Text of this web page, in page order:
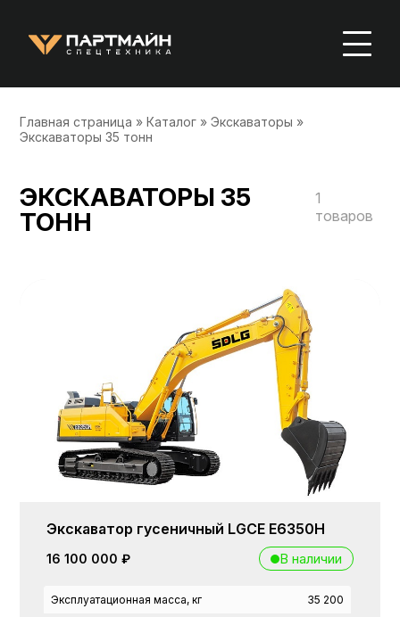
Главная страница »Каталог »Экскаваторы »
Экскаваторы 35 тонн
ЭКСКАВАТОРЫ 35
ТОНН
1
товаров
Экскаватор гусеничный LGCE E6350H
16 100 000 ₽ В наличии
Эксплуатационная масса, кг 35 200